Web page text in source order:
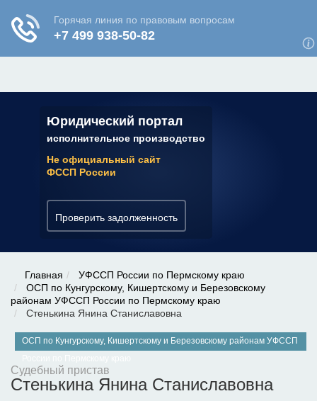
Юридический портал
исполнительное производство
Не официальный сайт
ФССП России
Проверить задолженность
✆ 7 (800) 350-22-64
Главная
УФССП России по Пермскому краю
ОСП по Кунгурскому, Кишертскому и Березовскому
районам УФССП России по Пермскому краю
Стенькина Янина Станиславовна
ОСП по Кунгурскому, Кишертскому и Березовскому районам УФССП
Судебный пристав
Стенькина Янина Станиславовна